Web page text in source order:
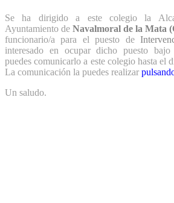
Se ha dirigido a este colegio la
Ayuntamiento de Navalmoral de la Mata
funcionario/a para el puesto de
interesado en ocupar dicho puesto
puedes comunicarlo a este colegio hasta el
La comunicación la puedes realizar
Un saludo.